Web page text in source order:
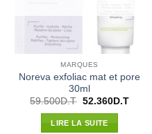
MARQUES
Noreva exfoliac mat et pore
30ml
59.500D.T Le
initial
était :
52.360D.TLe
LIRE LA SUITE